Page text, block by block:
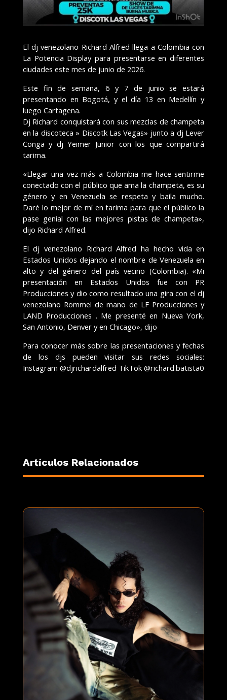
El dj venezolano Richard Alfred llega a Colombia con
La Potencia Display para presentarse en diferentes
ciudades este mes de junio de 2026.
Este fin de semana, 6 y 7 de junio se estará
presentando en Bogotá, y el día 13 en Medellín y
luego Cartagena.
Dj Richard conquistará con sus mezclas de champeta
en la discoteca » Discotk Las Vegas» junto a dj Lever
Conga y dj Yeimer Junior con los que compartirá
tarima.
«Llegar una vez más a Colombia me hace sentirme
conectado con el público que ama la champeta, es su
género y en Venezuela se respeta y baila mucho.
Daré lo mejor de mí en tarima para que el público la
pase genial con las mejores pistas de champeta»,
dijo Richard Alfred.
El dj venezolano Richard Alfred ha hecho vida en
Estados Unidos dejando el nombre de Venezuela en
alto y del género del país vecino (Colombia). «Mi
presentación en Estados Unidos fue con PR
Producciones y dio como resultado una gira con el dj
venezolano Rommel de mano de LF Producciones y
LAND Producciones . Me presenté en Nueva York,
San Antonio, Denver y en Chicago», dijo
Para conocer más sobre las presentaciones y fechas
de los djs pueden visitar sus redes sociales:
Instagram @djrichardalfred TikTok @richard.batista0
Artículos Relacionados